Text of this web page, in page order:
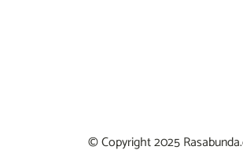
© Copyright 2025